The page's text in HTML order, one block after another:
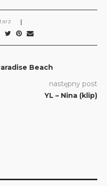
Beach
następny post
YL – Nina (klip)